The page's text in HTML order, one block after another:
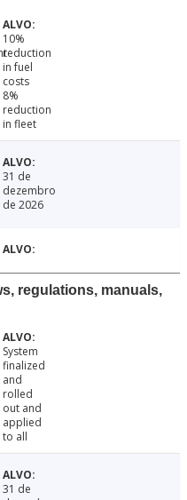
10%
reduction
in fuel
costs
8%
reduction
in fleet
31 de
dezembro
de 2026
regulations, manuals,
System
finalized
and
rolled
out and
applied
to all
31 de